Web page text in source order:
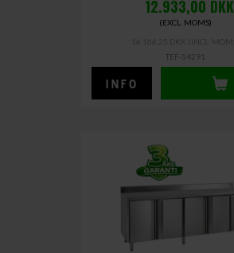
12.933,00 DKK
(EXCL. MOMS)
TEF-54291